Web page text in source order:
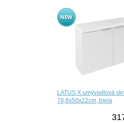
LATUS X umývadlová
78,8x50x22cm, biela